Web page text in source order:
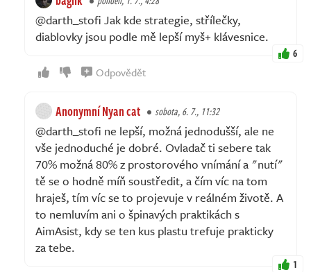
@darth_stofi Jak kde strategie, střílečky,
diablovky jsou podle mě lepší myš+ klávesnice.
6
Odpovědět
Anonymní Nyan cat sobota, 6. 7., 11:32
@darth_stofi ne lepší, možná jednodušší, ale ne
vše jednoduché je dobré. Ovladač ti sebere tak
70% možná 80% z prostorového vnímání a "nutí"
tě se o hodně míň soustředit, a čím víc na tom
hraješ, tím víc se to projevuje v reálném životě. A
to nemluvím ani o špinavých praktikách s
AimAsist, kdy se ten kus plastu trefuje prakticky
za tebe.
1